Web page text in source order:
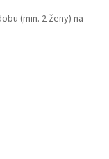
(min. 2 ženy) na